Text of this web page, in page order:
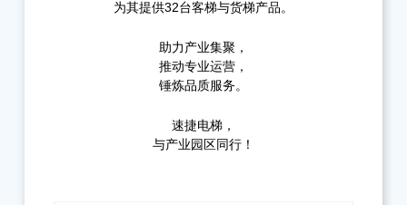
为其提供32台客梯与货梯产品。
助力产业集聚，
推动专业运营，
锤炼品质服务。
速捷电梯，
与产业园区同行！